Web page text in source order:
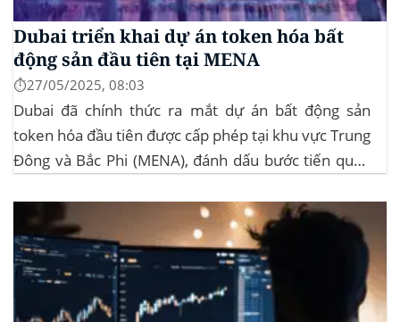
Dubai triển khai dự án token hóa bất
động sản đầu tiên tại MENA
⏱️27/05/2025, 08:03
Dubai đã chính thức ra mắt dự án bất động sản
token hóa đầu tiên được cấp phép tại khu vực Trung
Đông và Bắc Phi (MENA), đánh dấu bước tiến quan
vào lĩnh vực bất động sản. Dự án này là...